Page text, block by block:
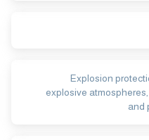
Explosion
explosive
and